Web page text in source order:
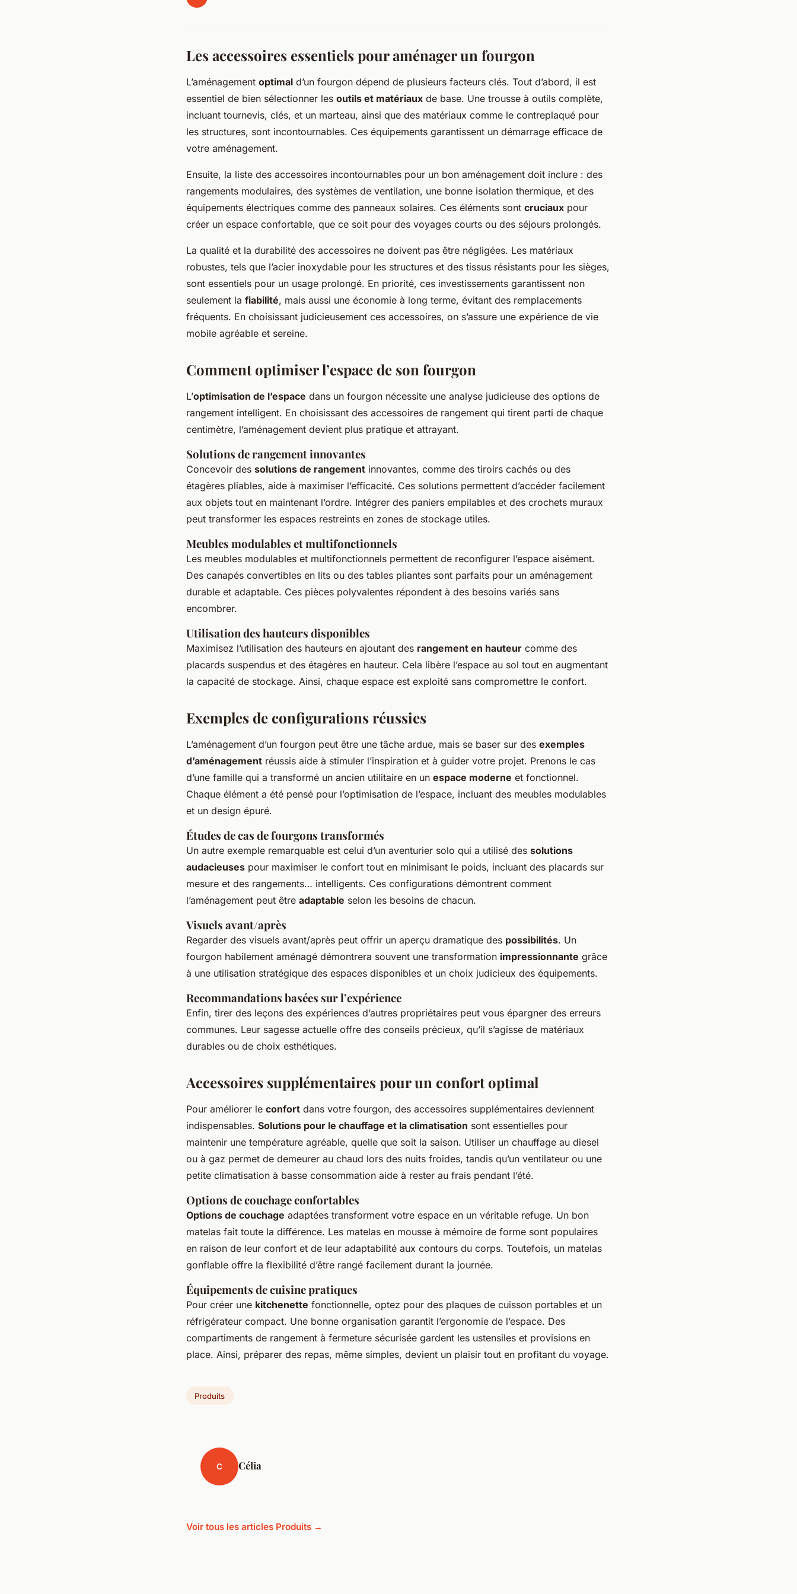
Les accessoires essentiels pour aménager un fourgon
L’aménagement optimal d’un fourgon dépend de plusieurs facteurs clés. Tout d’abord, il est
essentiel de bien sélectionner les outils et matériaux de base. Une trousse à outils complète,
incluant tournevis, clés, et un marteau, ainsi que des matériaux comme le contreplaqué pour
les structures, sont incontournables. Ces équipements garantissent un démarrage efficace de
votre aménagement.
Ensuite, la liste des accessoires incontournables pour un bon aménagement doit inclure : des
rangements modulaires, des systèmes de ventilation, une bonne isolation thermique, et des
équipements électriques comme des panneaux solaires. Ces éléments sont cruciaux pour
créer un espace confortable, que ce soit pour des voyages courts ou des séjours prolongés.
La qualité et la durabilité des accessoires ne doivent pas être négligées. Les matériaux
robustes, tels que l’acier inoxydable pour les structures et des tissus résistants pour les sièges,
sont essentiels pour un usage prolongé. En priorité, ces investissements garantissent non
seulement la fiabilité, mais aussi une économie à long terme, évitant des remplacements
fréquents. En choisissant judicieusement ces accessoires, on s’assure une expérience de vie
mobile agréable et sereine.
Comment optimiser l’espace de son fourgon
L’optimisation de l’espace dans un fourgon nécessite une analyse judicieuse des options de
rangement intelligent. En choisissant des accessoires de rangement qui tirent parti de chaque
centimètre, l’aménagement devient plus pratique et attrayant.
Solutions de rangement innovantes
Concevoir des solutions de rangement innovantes, comme des tiroirs cachés ou des
étagères pliables, aide à maximiser l’efficacité. Ces solutions permettent d’accéder facilement
aux objets tout en maintenant l’ordre. Intégrer des paniers empilables et des crochets muraux
peut transformer les espaces restreints en zones de stockage utiles.
Meubles modulables et multifonctionnels
Les meubles modulables et multifonctionnels permettent de reconfigurer l’espace aisément.
Des canapés convertibles en lits ou des tables pliantes sont parfaits pour un aménagement
durable et adaptable. Ces pièces polyvalentes répondent à des besoins variés sans
encombrer.
Utilisation des hauteurs disponibles
Maximisez l’utilisation des hauteurs en ajoutant des rangement en hauteur comme des
placards suspendus et des étagères en hauteur. Cela libère l’espace au sol tout en augmentant
la capacité de stockage. Ainsi, chaque espace est exploité sans compromettre le confort.
Exemples de configurations réussies
L’aménagement d’un fourgon peut être une tâche ardue, mais se baser sur des exemples
d’aménagement réussis aide à stimuler l’inspiration et à guider votre projet. Prenons le cas
d’une famille qui a transformé un ancien utilitaire en un espace moderne et fonctionnel.
Chaque élément a été pensé pour l’optimisation de l’espace, incluant des meubles modulables
et un design épuré.
Études de cas de fourgons transformés
Un autre exemple remarquable est celui d’un aventurier solo qui a utilisé des solutions
audacieuses pour maximiser le confort tout en minimisant le poids, incluant des placards sur
mesure et des rangements… intelligents. Ces configurations démontrent comment
l’aménagement peut être adaptable selon les besoins de chacun.
Visuels avant/après
Regarder des visuels avant/après peut offrir un aperçu dramatique des possibilités. Un
fourgon habilement aménagé démontrera souvent une transformation impressionnante grâce
à une utilisation stratégique des espaces disponibles et un choix judicieux des équipements.
Recommandations basées sur l’expérience
Enfin, tirer des leçons des expériences d’autres propriétaires peut vous épargner des erreurs
communes. Leur sagesse actuelle offre des conseils précieux, qu’il s’agisse de matériaux
durables ou de choix esthétiques.
Accessoires supplémentaires pour un confort optimal
Pour améliorer le confort dans votre fourgon, des accessoires supplémentaires deviennent
indispensables. Solutions pour le chauffage et la climatisation sont essentielles pour
maintenir une température agréable, quelle que soit la saison. Utiliser un chauffage au diesel
ou à gaz permet de demeurer au chaud lors des nuits froides, tandis qu’un ventilateur ou une
petite climatisation à basse consommation aide à rester au frais pendant l’été.
Options de couchage confortables
Options de couchage adaptées transforment votre espace en un véritable refuge. Un bon
matelas fait toute la différence. Les matelas en mousse à mémoire de forme sont populaires
en raison de leur confort et de leur adaptabilité aux contours du corps. Toutefois, un matelas
gonflable offre la flexibilité d’être rangé facilement durant la journée.
Équipements de cuisine pratiques
Pour créer une kitchenette fonctionnelle, optez pour des plaques de cuisson portables et un
réfrigérateur compact. Une bonne organisation garantit l’ergonomie de l’espace. Des
compartiments de rangement à fermeture sécurisée gardent les ustensiles et provisions en
place. Ainsi, préparer des repas, même simples, devient un plaisir tout en profitant du voyage.
Produits
C Célia
Voir tous les articles Produits →